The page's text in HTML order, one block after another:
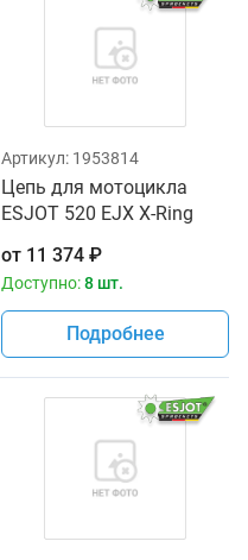
Артикул: 1953814
Цепь для мотоцикла
ESJOT 520 EJX X-Ring
от 11 374 ₽
Доступно:8 шт.
Подробнее